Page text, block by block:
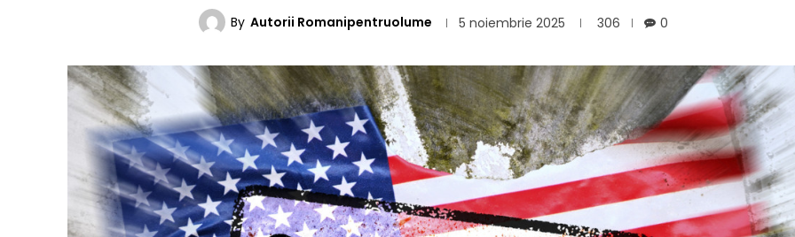
By Autorii Romanipentruolume 5 noiembrie 2025 306 0